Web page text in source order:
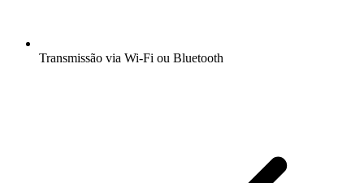
Transmissão via Wi-Fi ou Bluetooth